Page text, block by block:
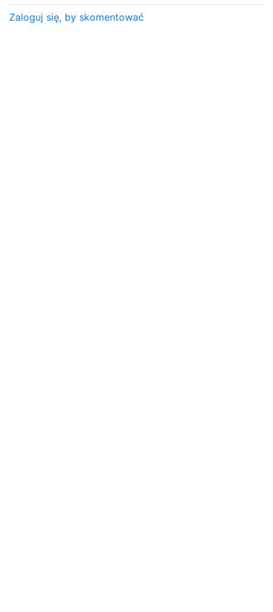
Zaloguj się, by skomentować